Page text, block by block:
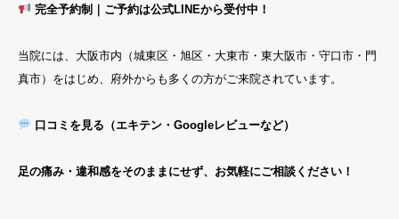
完全予約制｜ご予約は公式LINEから受付中！
当院には、大阪市内（城東区・旭区・大東市・東大阪市・守口市・門
真市）をはじめ、府外からも多くの方がご来院されています。
口コミを見る（エキテン・Googleレビューなど）
足の痛み・違和感をそのままにせず、お気軽にご相談ください！